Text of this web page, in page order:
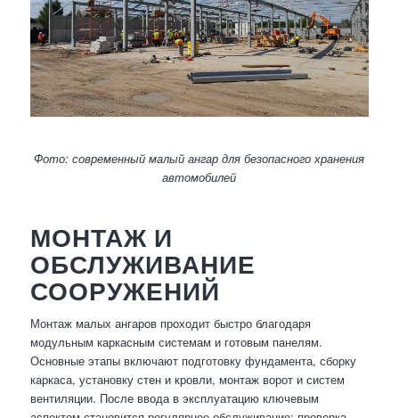
Фото: современный малый ангар для безопасного хранения
автомобилей
МОНТАЖ И
ОБСЛУЖИВАНИЕ
СООРУЖЕНИЙ
Монтаж малых ангаров проходит быстро благодаря
модульным каркасным системам и готовым панелям.
Основные этапы включают подготовку фундамента, сборку
каркаса, установку стен и кровли, монтаж ворот и систем
вентиляции. После ввода в эксплуатацию ключевым